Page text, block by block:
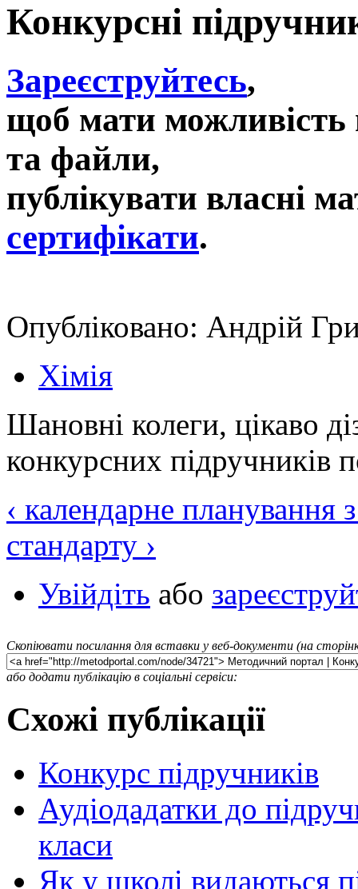
Конкурсні
Зареєструйтесь,
щоб мати можливість
та файли,
публікувати власні
сертифікати.
Опубліковано: Андрій
Хімія
Шановні колеги, цікаво
конкурсних підручників
‹ календарне планування з
стандарту ›
Увійдіть або
Скопіювати посилання для вставки у веб-документи (на
або додати публікацію в соціальні сервіси:
Схожі публікації
Конкурс підручників
Аудіодадатки до
класи
Як у школі видаються